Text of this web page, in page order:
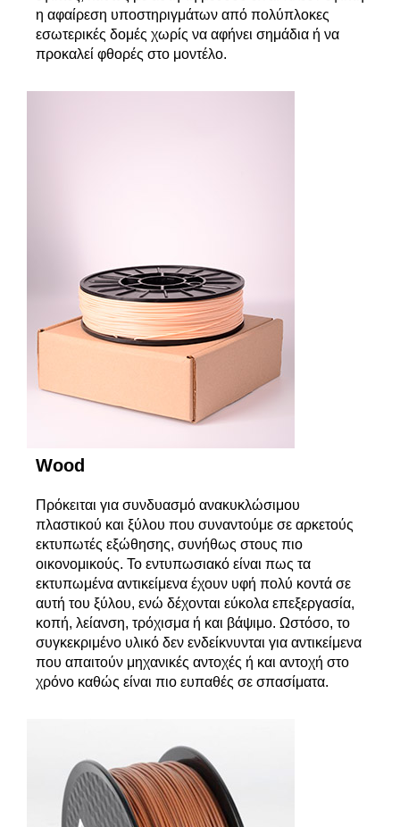
η αφαίρεση υποστηριγμάτων από πολύπλοκες
εσωτερικές δομές χωρίς να αφήνει σημάδια ή να
προκαλεί φθορές στο μοντέλο.
Wood
Πρόκειται για συνδυασμό ανακυκλώσιμου
πλαστικού και ξύλου που συναντούμε σε αρκετούς
εκτυπωτές εξώθησης, συνήθως στους πιο
οικονομικούς. Το εντυπωσιακό είναι πως τα
εκτυπωμένα αντικείμενα έχουν υφή πολύ κοντά σε
αυτή του ξύλου, ενώ δέχονται εύκολα επεξεργασία,
κοπή, λείανση, τρόχισμα ή και βάψιμο. Ωστόσο, το
συγκεκριμένο υλικό δεν ενδείκνυνται για αντικείμενα
που απαιτούν μηχανικές αντοχές ή και αντοχή στο
χρόνο καθώς είναι πιο ευπαθές σε σπασίματα.